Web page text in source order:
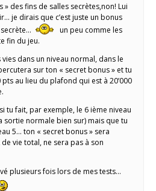
des fins de salles secrètes,non! Lui
je dirais que c’est juste un bonus
un peu comme les
fin du jeu.
dans un niveau normal, dans le
sur ton « secret bonus » et tu
pts au lieu du plafond qui est à 20’000
tu fait, par exemple, le 6 ième niveau
sortie normale bien sur) mais que tu
5… ton « secret bonus » sera
vie total, ne sera pas à son
plusieurs fois lors de mes tests…